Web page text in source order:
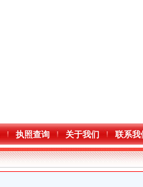
执照查询 关于我们 联系我